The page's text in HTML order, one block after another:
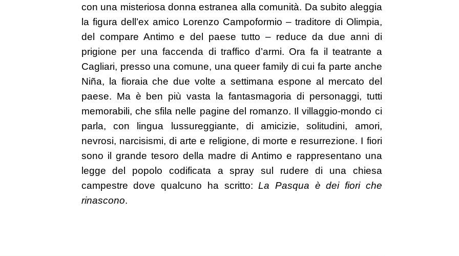
con una misteriosa donna estranea alla comunità. Da subito aleggia
la figura dell’ex amico Lorenzo Campoformio – traditore di Olimpia,
del compare Antimo e del paese tutto – reduce da due anni di
prigione per una faccenda di traffico d’armi. Ora fa il teatrante a
Cagliari, presso una comune, una queer family di cui fa parte anche
Niña, la fioraia che due volte a settimana espone al mercato del
paese. Ma è ben più vasta la fantasmagoria di personaggi, tutti
memorabili, che sfila nelle pagine del romanzo. Il villaggio-mondo ci
parla, con lingua lussureggiante, di amicizie, solitudini, amori,
nevrosi, narcisismi, di arte e religione, di morte e resurrezione. I fiori
sono il grande tesoro della madre di Antimo e rappresentano una
legge del popolo codificata a spray sul rudere di una chiesa
campestre dove qualcuno ha scritto:La Pasqua è dei fiori che
rinascono.